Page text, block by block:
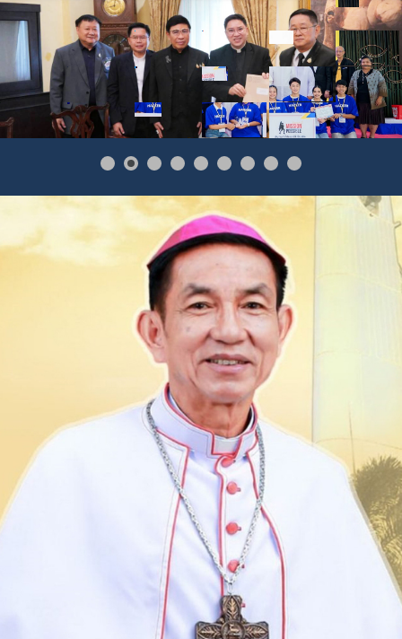
📌 สภาการศึกษาคาทอลิกฯ เข้าพบรัฐมนตรีว่าการกระทรวงศึกษาธิการ
เรียนเชิญปาฐกถาพิเศษในการประชุมสัมมนาประจำปี 2569